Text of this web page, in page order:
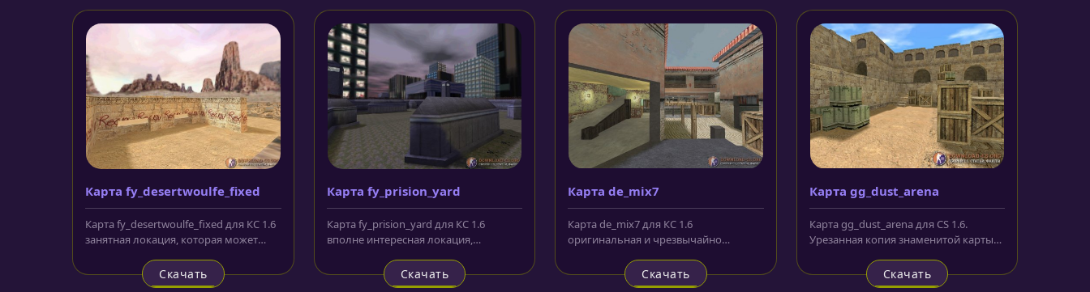
Карта fy_desertwoulfe_fixed
Карта fy_desertwoulfe_fixed для КС 1.6
занятная локация, которая может
Скачать
Карта fy_prision_yard
Карта fy_prision_yard для КС 1.6
вполне интересная локация,
прозрачными...Скачать
Карта de_mix7
Карта de_mix7 для КС 1.6
оригинальная и чрезвычайно
большим и сложным...
Скачать
Карта gg_dust_arena
Карта gg_dust_arena для CS 1.6.
Урезанная копия знаменитой карты
Скачать